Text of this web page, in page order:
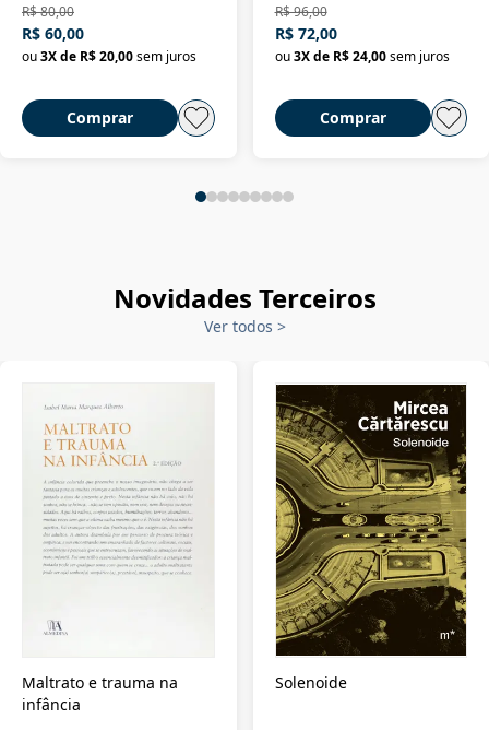
R$ 80,00
R$ 60,00
ou3X de R$ 20,00sem juros
Comprar
R$ 96,00
R$ 72,00
ou 3X de R$ 24,00 sem juros
Comprar
Novidades Terceiros
Ver todos >
Maltrato e trauma na
infância
Solenoide